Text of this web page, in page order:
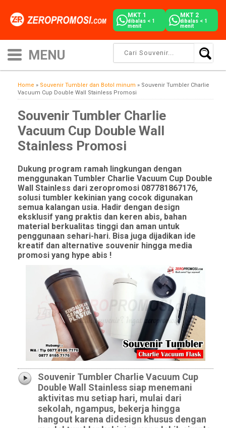
MKT 1
dibalas < 1
menit
MKT 2
dibalas < 1
menit
Home » Souvenir Tumbler dan Botol minum » Souvenir Tumbler Charlie
Vacuum Cup Double Wall Stainless Promosi
Souvenir Tumbler Charlie
Vacuum Cup Double Wall
Stainless Promosi
Dukung program ramah lingkungan dengan
menggunakan Tumbler Charlie Vacuum Cup Double
Wall Stainless dari zeropromosi 087781867176,
solusi tumbler kekinian yang cocok digunakan
semua kalangan usia. Hadir dengan design
eksklusif yang praktis dan keren abis, bahan
material berkualitas tinggi dan aman untuk
penggunaan sehari-hari. Bisa juga dijadikan ide
kreatif dan alternative souvenir hingga media
promosi yang hype abis !
Souvenir Tumbler Charlie Vacuum Cup
Double Wall Stainless siap menemani
aktivitas mu setiap hari, mulai dari
sekolah, ngampus, bekerja hingga
hangout karena didesign khusus dengan